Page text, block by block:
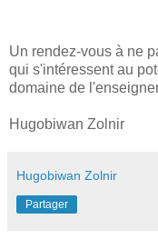
Un rendez-vous à ne
qui s'intéressent au
domaine de
Hugobiwan Zolnir
Hugobiwan Zolnir
Partager